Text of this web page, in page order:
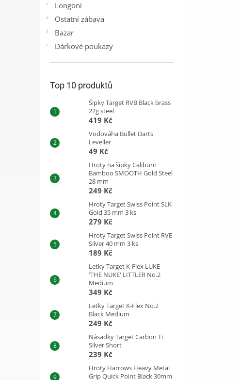
Longoni
Ostatní zábava
Bazar
Dárkové poukazy
Top 10 produktů
Šipky Target RVB Black brass
22g steel
419 Kč
Vodováha Bullet Darts
Leveller
49 Kč
Hroty na šipky Caliburn
Bamboo SMOOTH Gold Steel
28 mm
249 Kč
Hroty Target Swiss Point SLK
Gold 35 mm 3 ks
279 Kč
Hroty Target Swiss Point RVE
Silver 40 mm 3 ks
189 Kč
Letky Target K-Flex LUKE
'THE NUKE' LITTLER No.2
Medium
349 Kč
Letky Target K-Flex No.2
Black Medium
249 Kč
Násadky Target Carbon Ti
Silver Short
239 Kč
Hroty Harrows Heavy Metal
Grip Quick Point Black 30mm